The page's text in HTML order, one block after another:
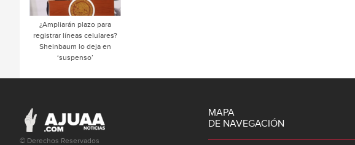
¿Ampliarán plazo para
registrar líneas celulares?
Sheinbaum lo deja en
‘suspenso’
© Derechos Reservados
MAPA
DE NAVEGACIÓN